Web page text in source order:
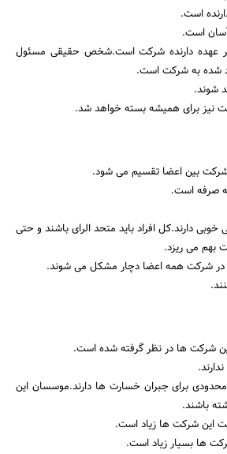
است.
است.
عهده دارنده شرکت است.شخص حقیقی مسئول
شده به شرکت است.
برای همیشه بسته خواهد شد.
بین اعضا تقسیم می شود.
صرفه است.
خوبی دارند.کل افراد باید متحد الرای باشند و حتی
شرکت همه اعضا دچار مشکل می شوند.
این شرکت ها در نظر گرفته شده است.
برای جبران خسارت ها دارند.موسسان این
این شرکت ها زیاد است.
ها بسیار زیاد است.